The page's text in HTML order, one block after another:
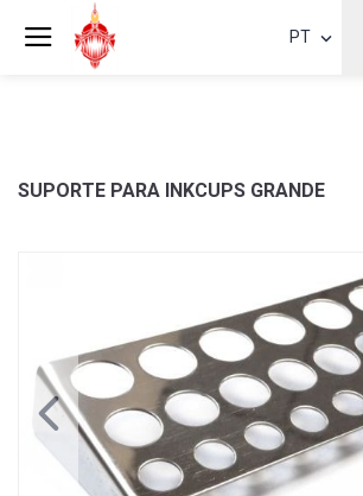
PT
SUPORTE PARA INKCUPS GRANDE